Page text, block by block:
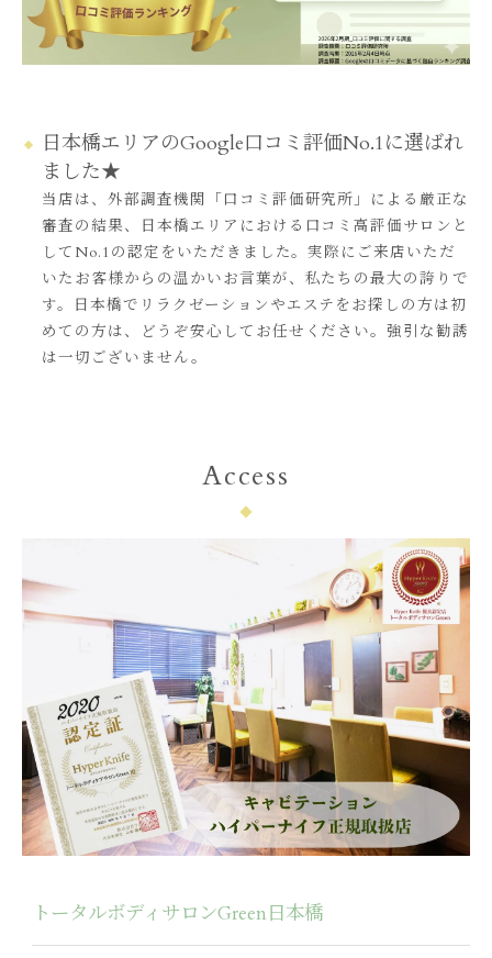
日本橋エリアのGoogle口コミ評価No.1に選ばれ
ました★
当店は、外部調査機関「口コミ評価研究所」による厳正な
審査の結果、日本橋エリアにおける口コミ高評価サロンと
してNo.1の認定をいただきました。実際にご来店いただ
いたお客様からの温かいお言葉が、私たちの最大の誇りで
す。日本橋でリラクゼーションやエステをお探しの方は初
めての方は、どうぞ安心してお任せください。強引な勧誘
は一切ございません。
Access
トータルボディサロンGreen日本橋